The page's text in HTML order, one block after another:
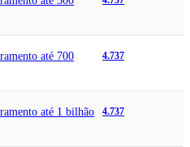
até 700
4.737
até 1 bilhão
4.737